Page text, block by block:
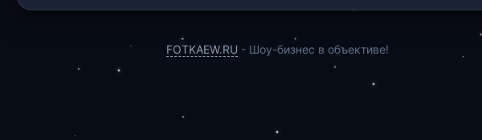
FOTKAEW.RU - Шоу-бизнес в объективе!